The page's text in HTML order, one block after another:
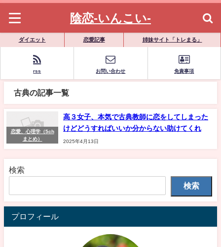
陰恋-いんこい-
ダイエット 恋愛記事 姉妹サイト「トレまる」
rss お問い合わせ 免責事項
古典の記事一覧
恋愛、心理学（5ch
まとめ）
高３女子、本気で古典教師に恋をしてしまった
けどどうすればいいか分からない助けてくれ
2025年4月13日
検索
検索
プロフィール